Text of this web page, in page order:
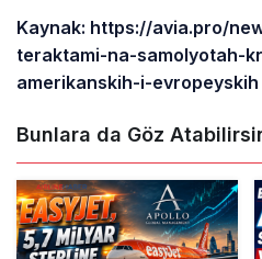
Kaynak: https://avia.pro/
teraktami-na-samolyotah-
amerikanskih-i-evropeyskih
Bunlara da Göz